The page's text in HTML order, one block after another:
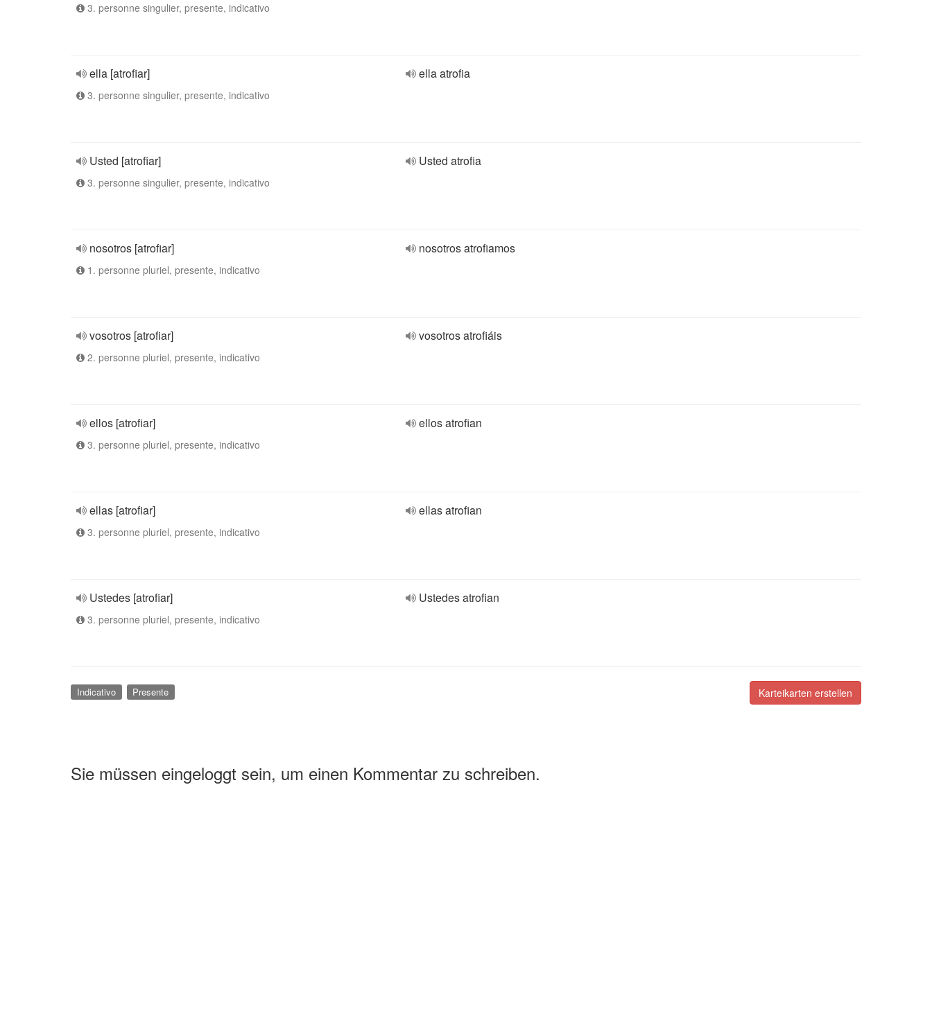
3. personne singulier, presente, indicativo
ella [atrofiar]
3. personne singulier, presente, indicativo
ella atrofia
Usted [atrofiar]
3. personne singulier, presente, indicativo
Usted atrofia
nosotros [atrofiar]
1. personne pluriel, presente, indicativo
nosotros atrofiamos
vosotros [atrofiar]
2. personne pluriel, presente, indicativo
vosotros atrofiáis
ellos [atrofiar]
3. personne pluriel, presente, indicativo
ellos atrofian
ellas [atrofiar]
3. personne pluriel, presente, indicativo
ellas atrofian
Ustedes [atrofiar]
3. personne pluriel, presente, indicativo
Ustedes atrofian
Karteikarten erstellen
Indicativo Presente
Sie müssen eingeloggt sein, um einen Kommentar zu schreiben.